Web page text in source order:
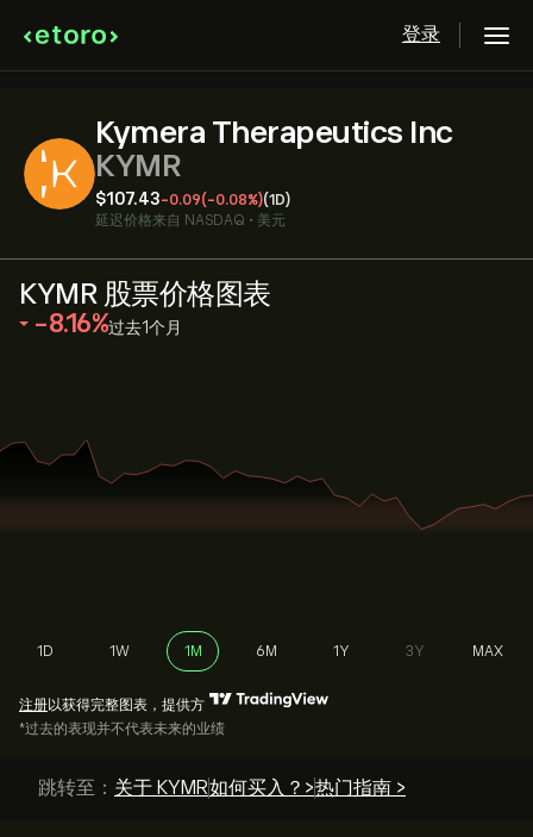
登录
Kymera Therapeutics Inc
KYMR
‎$‎107.43-0.09(-0.08%)(1D)
延迟价格来自 NASDAQ • 美元
KYMR 股票价格图表
‎-8.16‎ 过去1个月
1D 1W 1M 6M 1Y 3Y MAX
注册以获得完整图表，提供方
*过去的表现并不代表未来的业绩
跳转至： 关于 KYMR如何买入？>热门指南 >